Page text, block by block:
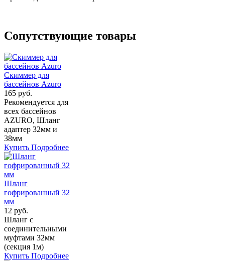
Сопутствующие товары
Скиммер для
бассейнов Azuro
165 руб.
Рекомендуется для
всех бассейнов
AZURO, Шланг
адаптер 32мм и
38мм
Купить Подробнее
Шланг
гофрированный 32
мм
12 руб.
Шланг с
соединительными
муфтами 32мм
(секция 1м)
Купить Подробнее